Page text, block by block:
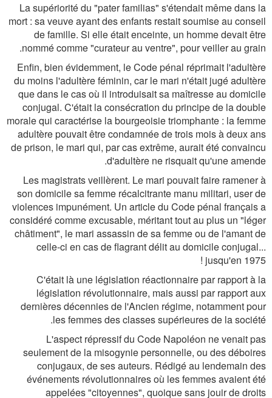
La supériorité du "pater familias" s'étendait même dans la
mort : sa veuve ayant des enfants restait soumise au conseil
de famille. Si elle était enceinte, un homme devait être
nommé comme "curateur au ventre", pour veiller au grain.
Enfin, bien évidemment, le Code pénal réprimait l'adultère
du moins l'adultère féminin, car le mari n'était jugé adultère
que dans le cas où il introduisait sa maîtresse au domicile
conjugal. C'était la consécration du principe de la double
morale qui caractérise la bourgeoisie triomphante : la femme
adultère pouvait être condamnée de trois mois à deux ans
de prison, le mari qui, par cas extrême, aurait été convaincu
d'adultère ne risquait qu'une amende.
Les magistrats veillèrent. Le mari pouvait faire ramener à
son domicile sa femme récalcitrante manu militari, user de
violences impunément. Un article du Code pénal français a
considéré comme excusable, méritant tout au plus un "léger
châtiment", le mari assassin de sa femme ou de l'amant de
celle-ci en cas de flagrant délit au domicile conjugal...
jusqu'en 1975 !
C'était là une législation réactionnaire par rapport à la
législation révolutionnaire, mais aussi par rapport aux
dernières décennies de l'Ancien régime, notamment pour
les femmes des classes supérieures de la société.
L'aspect répressif du Code Napoléon ne venait pas
seulement de la misogynie personnelle, ou des déboires
conjugaux, de ses auteurs. Rédigé au lendemain des
événements révolutionnaires où les femmes avaient été
appelées "citoyennes", quoique sans jouir de droits